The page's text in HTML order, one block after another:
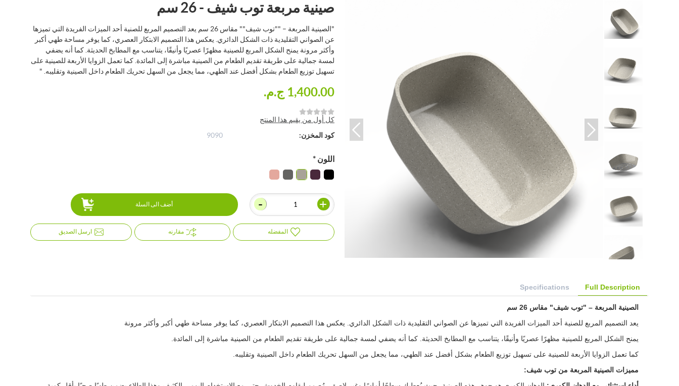
صينية مربعة توب شيف - 26 سم
"الصينية المربعة – ""توب شيف"" مقاس 26 سم يعد التصميم المربع للصنية أحد الميزات الفريدة التي تميزها
عن الصواني التقليدية ذات الشكل الدائري. يعكس هذا التصميم الابتكار العصري، كما يوفر مساحة طهي أكبر
وأكثر مرونة يمنح الشكل المربع للصينية مظهرًا عصريًا وأنيقًا، يتناسب مع المطابخ الحديثة. كما أنه يضفي
لمسة جمالية على طريقة تقديم الطعام من الصينية مباشرة إلى المائدة. كما تعمل الزوايا الأربعة للصينية على
تسهيل توزيع الطعام بشكل أفضل عند الطهي، مما يجعل من السهل تحريك الطعام داخل الصينية وتقليبه. "
1,400.00 ج.م.‏
كل أول من يقيم هذا المنتج
كود المخزن:
9090
اللون *
+
- أضف الى السلة
المفضله مقارنه ارسل الصديق
Full Description
Specifications
الصينية المربعة – "توب شيف" مقاس 26 سم
يعد التصميم المربع للصنية أحد الميزات الفريدة التي تميزها عن الصواني التقليدية ذات الشكل الدائري. يعكس هذا التصميم الابتكار العصري، كما يوفر مساحة طهي أكبر وأكثر مرونة
يمنح الشكل المربع للصينية مظهرًا عصريًا وأنيقًا، يتناسب مع المطابخ الحديثة. كما أنه يضفي لمسة جمالية على طريقة تقديم الطعام من الصينية مباشرة إلى المائدة.
كما تعمل الزوايا الأربعة للصينية على تسهيل توزيع الطعام بشكل أفضل عند الطهي، مما يجعل من السهل تحريك الطعام داخل الصينية وتقليبه.
مميزات الصينية المربعة من توب شيف: